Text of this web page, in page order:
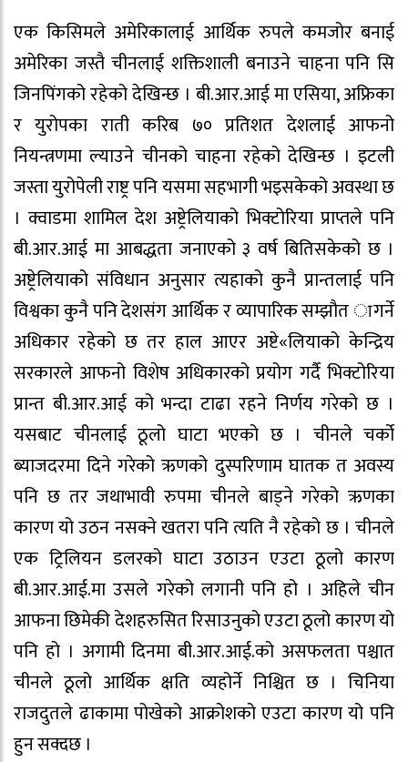
एक किसिमले अमेरिकालाई आर्थिक रुपले कमजोर बनाई
अमेरिका जस्तै चीनलाई शक्तिशाली बनाउने चाहना पनि सि
जिनपिंगको रहेको देखिन्छ । बी.आर.आई मा एसिया, अफ्रिका
र युरोपका राती करिब ७० प्रतिशत देशलाई आफनो
नियन्त्रणमा ल्याउने चीनको चाहना रहेको देखिन्छ । इटली
जस्ता युरोपेली राष्ट्र पनि यसमा सहभागी भइसकेको अवस्था छ
। क्वाडमा शामिल देश अष्ट्रेलियाको भिक्टोरिया प्राप्तले पनि
बी.आर.आई मा आबद्धता जनाएको ३ वर्ष बितिसकेको छ ।
अष्ट्रेलियाको संविधान अनुसार त्यहाको कुनै प्रान्तलाई पनि
विश्वका कुनै पनि देशसंग आर्थिक र व्यापारिक सम्झौत ागर्ने
अधिकार रहेको छ तर हाल आएर अष्टे«लियाको केन्द्रिय
सरकारले आफनो विशेष अधिकारको प्रयोग गर्दै भिक्टोरिया
प्रान्त बी.आर.आई को भन्दा टाढा रहने निर्णय गरेको छ ।
यसबाट चीनलाई ठूलो घाटा भएको छ । चीनले चर्को
ब्याजदरमा दिने गरेको ऋणको दुस्परिणाम घातक त अवस्य
पनि छ तर जथाभावी रुपमा चीनले बाड्ने गरेको ऋणका
कारण यो उठन नसक्ने खतरा पनि त्यति नै रहेको छ । चीनले
एक ट्रिलियन डलरको घाटा उठाउन एउटा ठूलो कारण
बी.आर.आई.मा उसले गरेको लगानी पनि हो । अहिले चीन
आफना छिमेकी देशहरुसित रिसाउनुको एउटा ठूलो कारण यो
पनि हो । अगामी दिनमा बी.आर.आई.को असफलता पश्चात
चीनले ठूलो आर्थिक क्षति व्यहोर्ने निश्चित छ । चिनिया
राजदुतले ढाकामा पोखेको आक्रोशको एउटा कारण यो पनि
हुन सक्दछ ।